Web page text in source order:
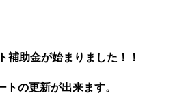
補助金が始まりました！！
トの更新が出来ます。